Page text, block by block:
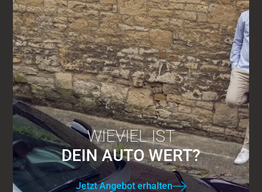
WIEVIEL IST
DEIN AUTO WERT?
Jetzt Angebot erhalten